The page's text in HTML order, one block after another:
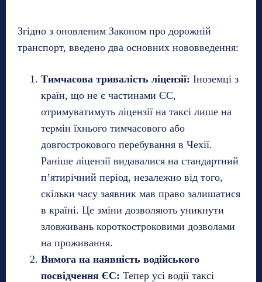
Згідно з оновленим Законом про дорожній
транспорт, введено два основних нововведення:
Тимчасова тривалість ліцензії: Іноземці з
країн, що не є частинами ЄС,
отримуватимуть ліцензії на таксі лише на
термін їхнього тимчасового або
довгострокового перебування в Чехії.
Раніше ліцензії видавалися на стандартний
п’ятирічний період, незалежно від того,
скільки часу заявник мав право залишатися
в країні. Це зміни дозволяють уникнути
зловживань короткостроковими дозволами
на проживання.
Вимога на наявність водійського
посвідчення ЄС: Тепер усі водії таксі